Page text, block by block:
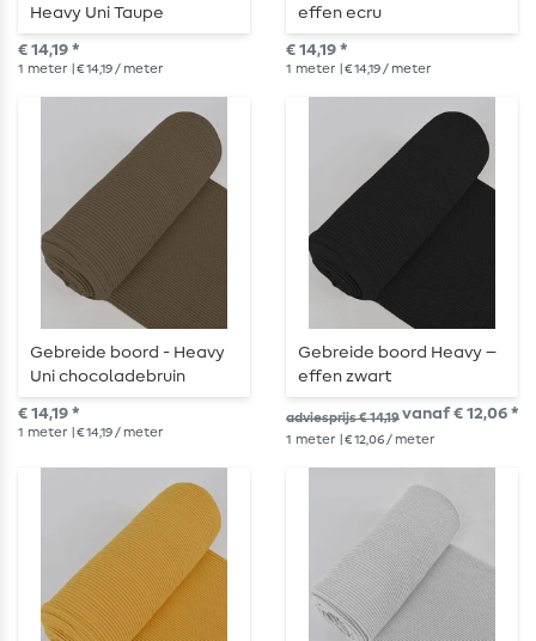
Heavy Uni Taupe
Mélange
€ 14,19 *
1 meter | € 14,19 / meter
effen ecru
€ 14,19 *
1 meter | € 14,19 / meter
Gebreide boord - Heavy
Uni chocoladebruin
€ 14,19 *
1 meter | € 14,19 / meter
Gebreide boord Heavy –
effen zwart
adviesprijs € 14,19vanaf € 12,06 *
1 meter | € 12,06 / meter